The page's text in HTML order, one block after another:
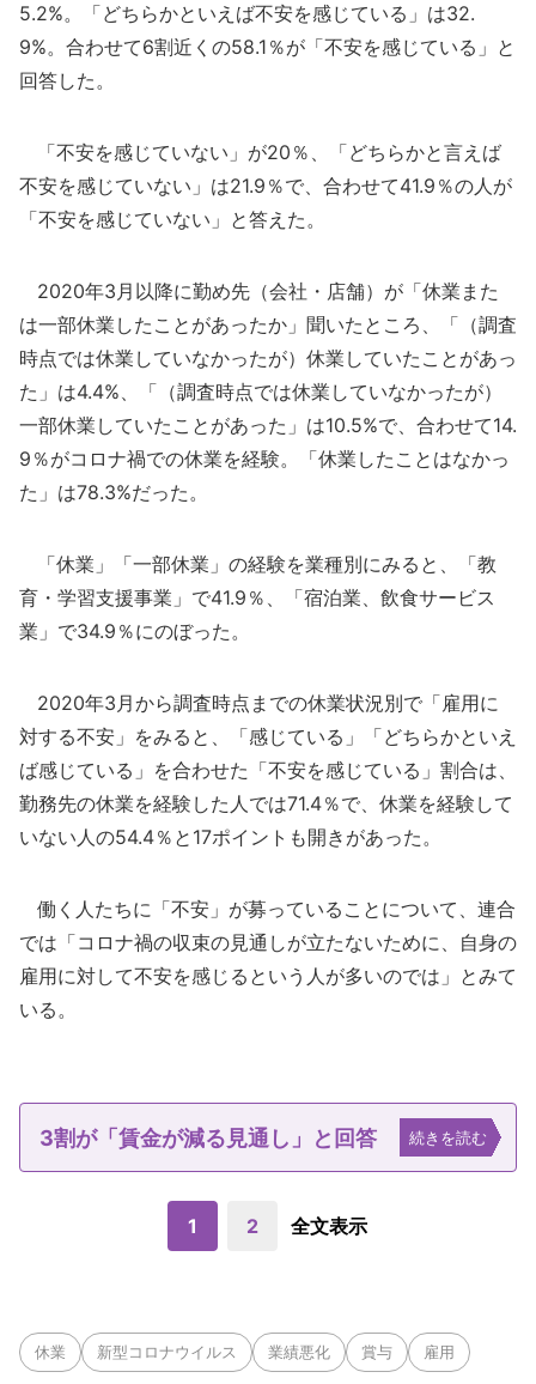
5.2%。「どちらかといえば不安を感じている」は32.
9%。合わせて6割近くの58.1％が「不安を感じている」と
回答した。
「不安を感じていない」が20％、「どちらかと言えば
不安を感じていない」は21.9％で、合わせて41.9％の人が
「不安を感じていない」と答えた。
2020年3月以降に勤め先（会社・店舗）が「休業また
は一部休業したことがあったか」聞いたところ、「（調査
時点では休業していなかったが）休業していたことがあっ
た」は4.4%、「（調査時点では休業していなかったが）
一部休業していたことがあった」は10.5%で、合わせて14.
9％がコロナ禍での休業を経験。「休業したことはなかっ
た」は78.3%だった。
「休業」「一部休業」の経験を業種別にみると、「教
育・学習支援事業」で41.9％、「宿泊業、飲食サービス
業」で34.9％にのぼった。
2020年3月から調査時点までの休業状況別で「雇用に
対する不安」をみると、「感じている」「どちらかといえ
ば感じている」を合わせた「不安を感じている」割合は、
勤務先の休業を経験した人では71.4％で、休業を経験して
いない人の54.4％と17ポイントも開きがあった。
働く人たちに「不安」が募っていることについて、連合
では「コロナ禍の収束の見通しが立たないために、自身の
雇用に対して不安を感じるという人が多いのでは」とみて
いる。
3割が「賃金が減る見通し」と回答 続きを読む
1 2 全文表示
休業 新型コロナウイルス 業績悪化 賞与 雇用